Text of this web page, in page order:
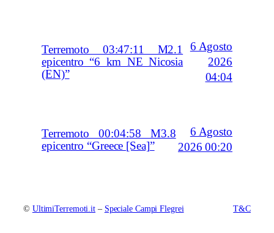
Terremoto 03:47:11 M2.1
epicentro “6 km NE Nicosia
(EN)”
6 Agosto
2026
04:04
Terremoto 00:04:58 M3.8
epicentro “Greece [Sea]”
6 Agosto
2026 00:20
© UltimiTerremoti.it – Speciale Campi Flegrei T&C